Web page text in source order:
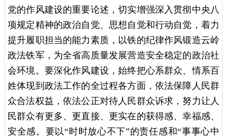
党的作风建设的重要论述，切实增强深入贯彻中央八
项规定精神的政治自觉、思想自觉和行动自觉，着力
提升履职担当的能力素质，以铁的纪律作风锻造云岭
政法铁军，为全省高质量发展营造安全稳定的政治社
会环境。要深化作风建设，始终把心系群众、情系百
姓体现到政法工作的全过程各方面，依法保障人民群
众合法权益，依法公正对待人民群众诉求，努力让人
民群众有更多、更直接、更实在的获得感、幸福感、
安全感。要以“时时放心不下”的责任感和“事事心中